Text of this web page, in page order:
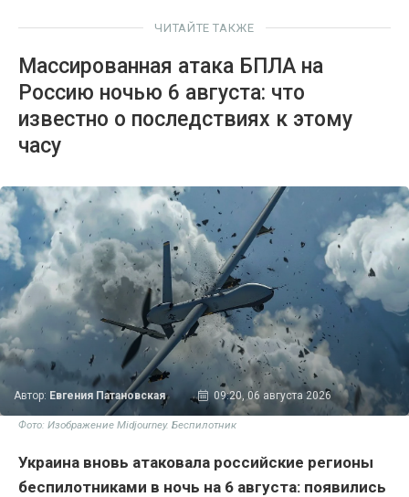
ЧИТАЙТЕ ТАКЖЕ
Массированная атака БПЛА на
Россию ночью 6 августа: что
известно о последствиях к этому
часу
Автор: Евгения Патановская 09:20, 06 августа 2026
Фото: Изображение Midjourney. Беспилотник
Украина вновь атаковала российские регионы
беспилотниками в ночь на 6 августа: появились